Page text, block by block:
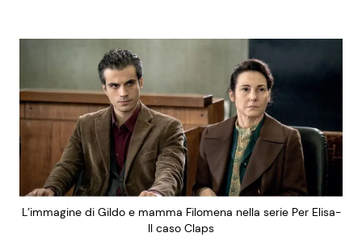
L’immagine di Gildo e mamma Filomena nella serie Per Elisa-
Il caso Claps